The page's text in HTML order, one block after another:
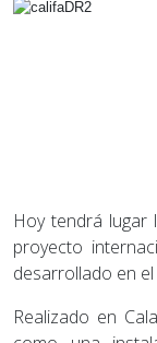
Hoy tendrá lugar
proyecto
desarrollado en
Realizado en